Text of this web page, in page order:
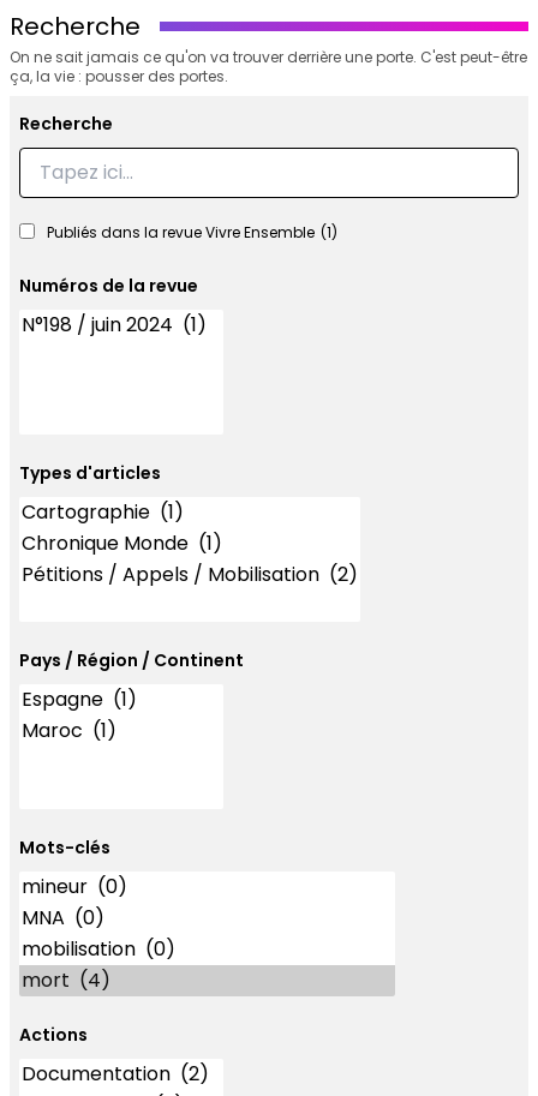
Recherche
On ne sait jamais ce qu'on va trouver derrière une porte. C'est peut-être
ça, la vie : pousser des portes.
Recherche
Recherche
Publiés dans la revue Vivre Ensemble (1)
Numéros de la revue
Numéros
Types d'articles
Types d'articles
Pays / Région / Continent
Mots-clés
Mots-clés
Actions
Actions